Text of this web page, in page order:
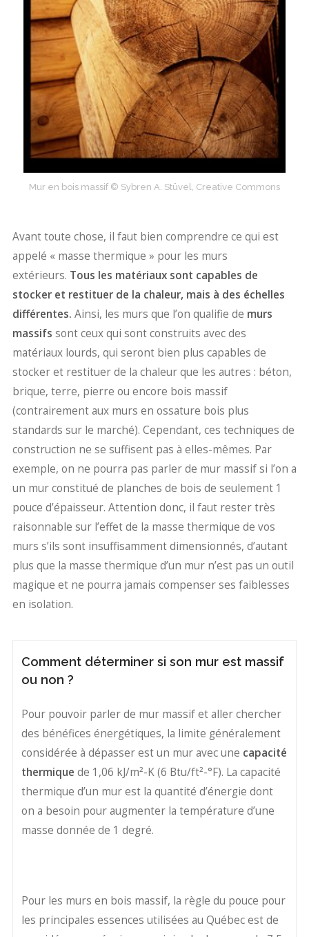
Mur en bois massif © Sybren A. Stüvel, Creative Commons
Avant toute chose, il faut bien comprendre ce qui est
appelé « masse thermique » pour les murs
extérieurs. Tous les matériaux sont capables de
stocker et restituer de la chaleur, mais à des échelles
différentes. Ainsi, les murs que l’on qualifie de murs
massifs sont ceux qui sont construits avec des
matériaux lourds, qui seront bien plus capables de
stocker et restituer de la chaleur que les autres : béton,
brique, terre, pierre ou encore bois massif
(contrairement aux murs en ossature bois plus
standards sur le marché). Cependant, ces techniques de
construction ne se suffisent pas à elles-mêmes. Par
exemple, on ne pourra pas parler de mur massif si l’on a
un mur constitué de planches de bois de seulement 1
pouce d’épaisseur. Attention donc, il faut rester très
raisonnable sur l’effet de la masse thermique de vos
murs s’ils sont insuffisamment dimensionnés, d’autant
plus que la masse thermique d’un mur n’est pas un outil
magique et ne pourra jamais compenser ses faiblesses
en isolation.
Comment déterminer si son mur est massif
ou non ?
Pour pouvoir parler de mur massif et aller chercher
des bénéfices énergétiques, la limite généralement
considérée à dépasser est un mur avec une capacité
thermique de 1,06 kJ/m²-K (6 Btu/ft²-°F). La capacité
thermique d’un mur est la quantité d’énergie dont
on a besoin pour augmenter la température d’une
masse donnée de 1 degré.
Pour les murs en bois massif, la règle du pouce pour
les principales essences utilisées au Québec est de